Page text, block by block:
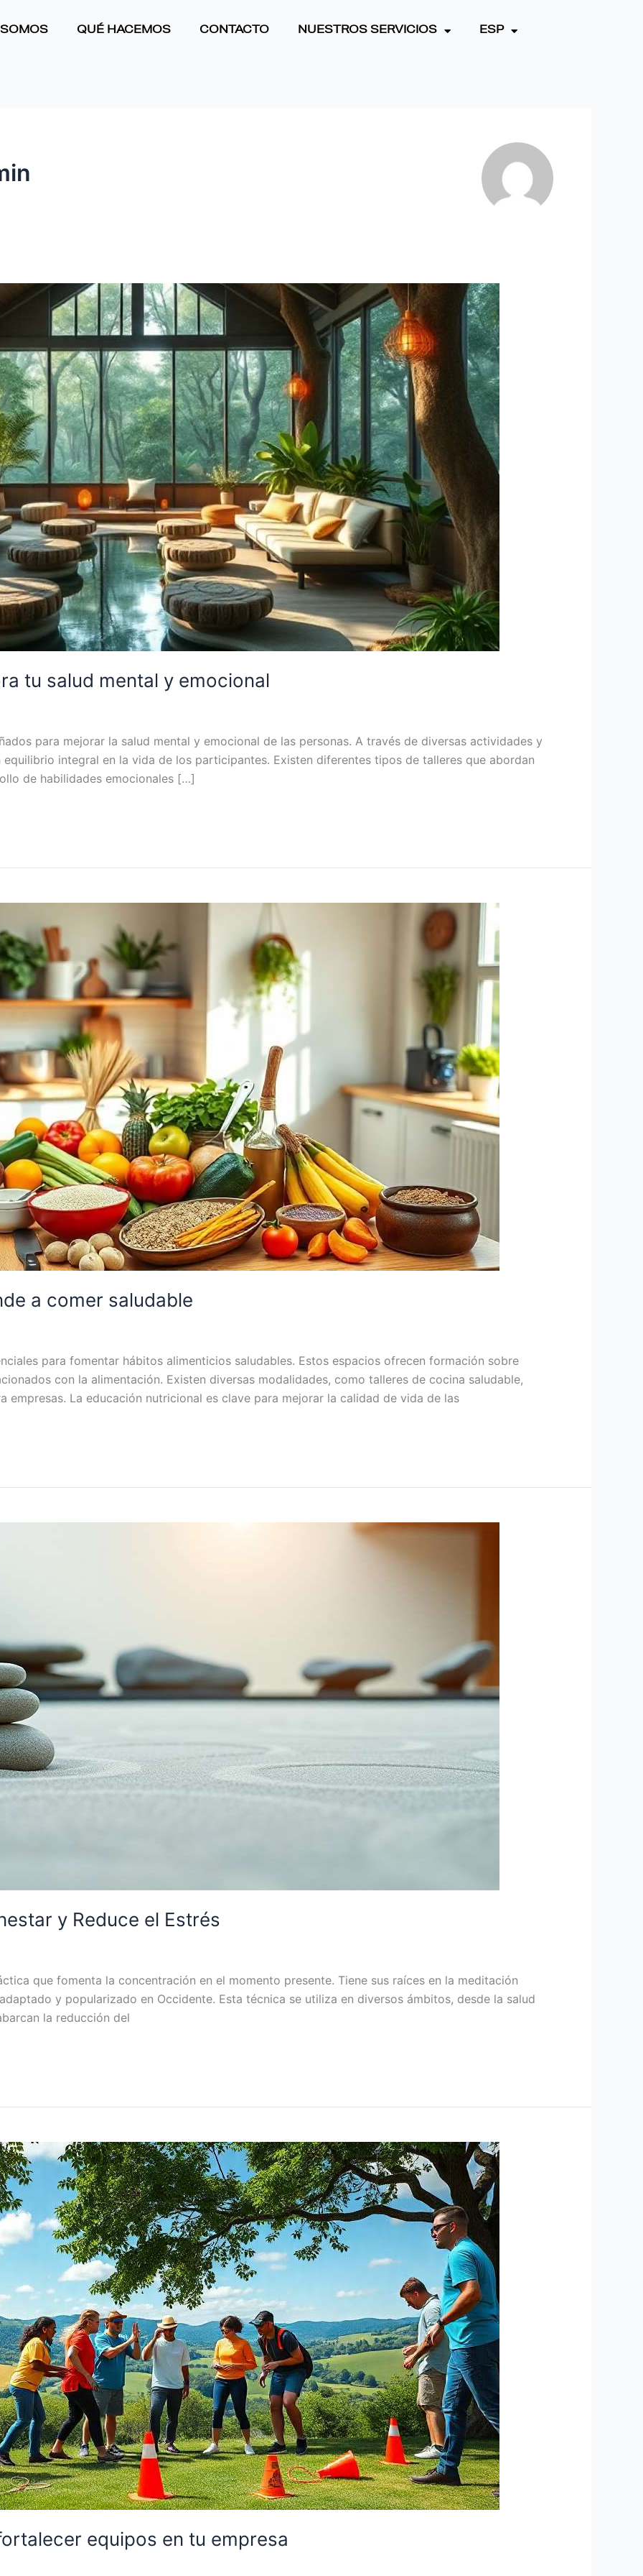
QUÉ HACEMOS CONTACTO NUESTROS SERVICIOS ESP
tu salud mental y emocional
para mejorar la salud mental y emocional de las personas. A través de diversas actividades y
integral en la vida de los participantes. Existen diferentes tipos de talleres que abordan
de habilidades emocionales […]
a comer saludable
para fomentar hábitos alimenticios saludables. Estos espacios ofrecen formación sobre
con la alimentación. Existen diversas modalidades, como talleres de cocina saludable,
empresas. La educación nutricional es clave para mejorar la calidad de vida de las
y Reduce el Estrés
que fomenta la concentración en el momento presente. Tiene sus raíces en la meditación
y popularizado en Occidente. Esta técnica se utiliza en diversos ámbitos, desde la salud
la reducción del
equipos en tu empresa